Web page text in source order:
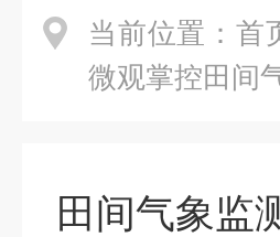
当前位置： 首
微观掌控田间
田间气象